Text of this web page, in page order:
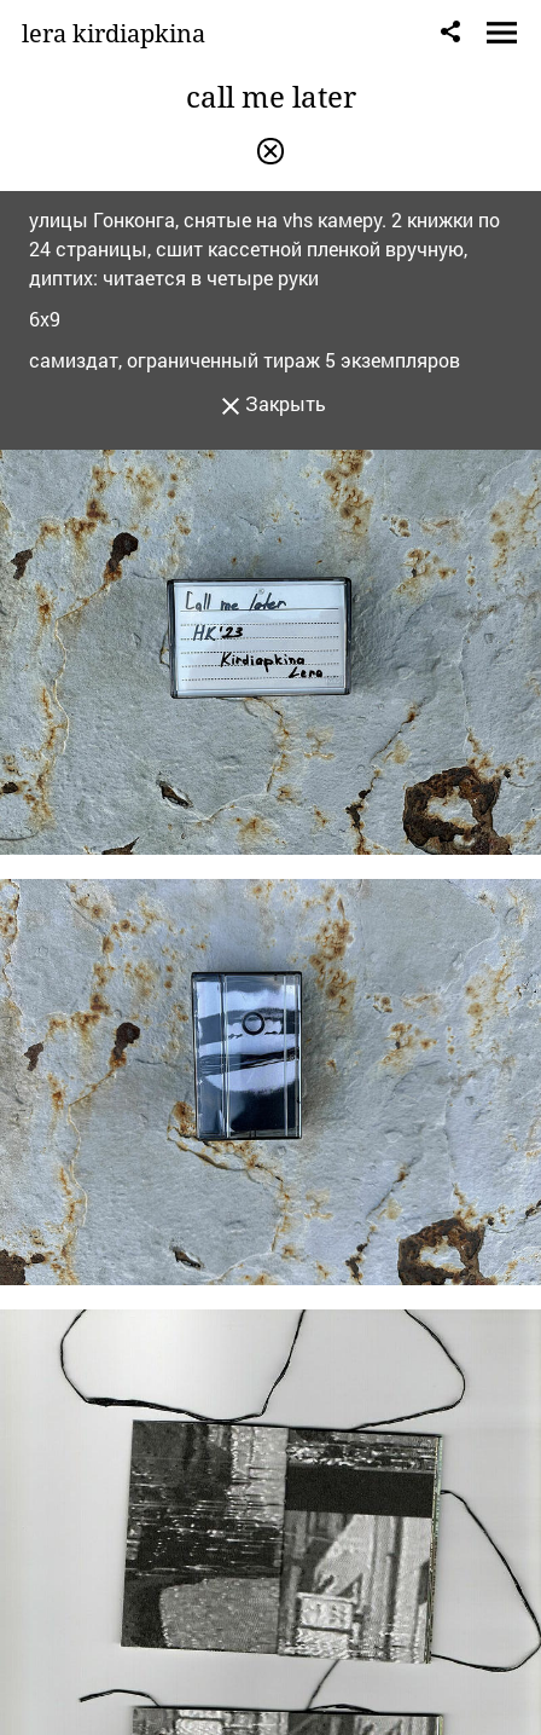
lera kirdiapkina
call me later
улицы Гонконга, снятые на vhs камеру. 2 книжки по
24 страницы, сшит кассетной пленкой вручную,
диптих: читается в четыре руки
6х9
самиздат, ограниченный тираж 5 экземпляров
Закрыть